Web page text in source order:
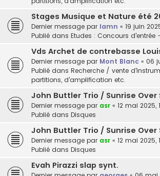
Stages Musique et Nature été
Dernier message par lamn « 19 juin
Publié dans Etudes : Concours d'entrée
Vds Archet de contrebasse
Dernier message par Mont Blanc « 06
Publié dans Recherche / vente
partitions, d'amplification etc.
John Buttler Trio / Sunrise Over
Dernier message par asr « 12 mai 2025,
Publié dans Disques
John Buttler Trio / Sunrise Over
Dernier message par asr « 12 mai 2025,
Publié dans Disques
Evah Pirazzi slap synt.